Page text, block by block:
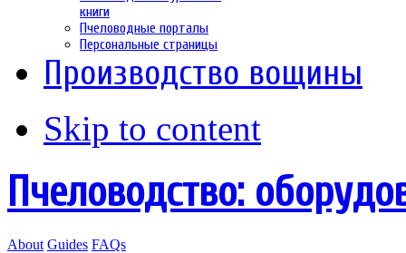
книги
Пчеловодные порталы
Персональные страницы
Производство вощины
Skip to content
Пчеловодство:
About Guides FAQs